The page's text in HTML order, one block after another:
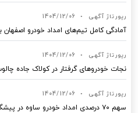
رپورتاژ آگهی •
1404/12/06
آمادگی کامل تیم‌های امداد خودرو اصفهان
رپورتاژ آگهی •
1404/12/06
نجات خودروهای گرفتار در کولاک جاده
رپورتاژ آگهی •
1404/12/06
سهم ۷۰ درصدی امداد خودرو ساوه در پیشگیری از حوادث جاده‌ای